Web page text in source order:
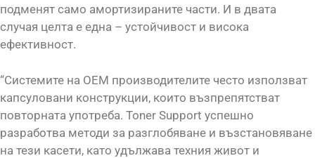
подменят само амортизираните части. И в двата
случая целта е една – устойчивост и висока
ефективност.
“Системите на OEM производителите често използват
капсуловани конструкции, които възпрепятстват
повторната употреба. Toner Support успешно
разработва методи за разглобяване и възстановяване
на тези касети, като удължава техния живот и